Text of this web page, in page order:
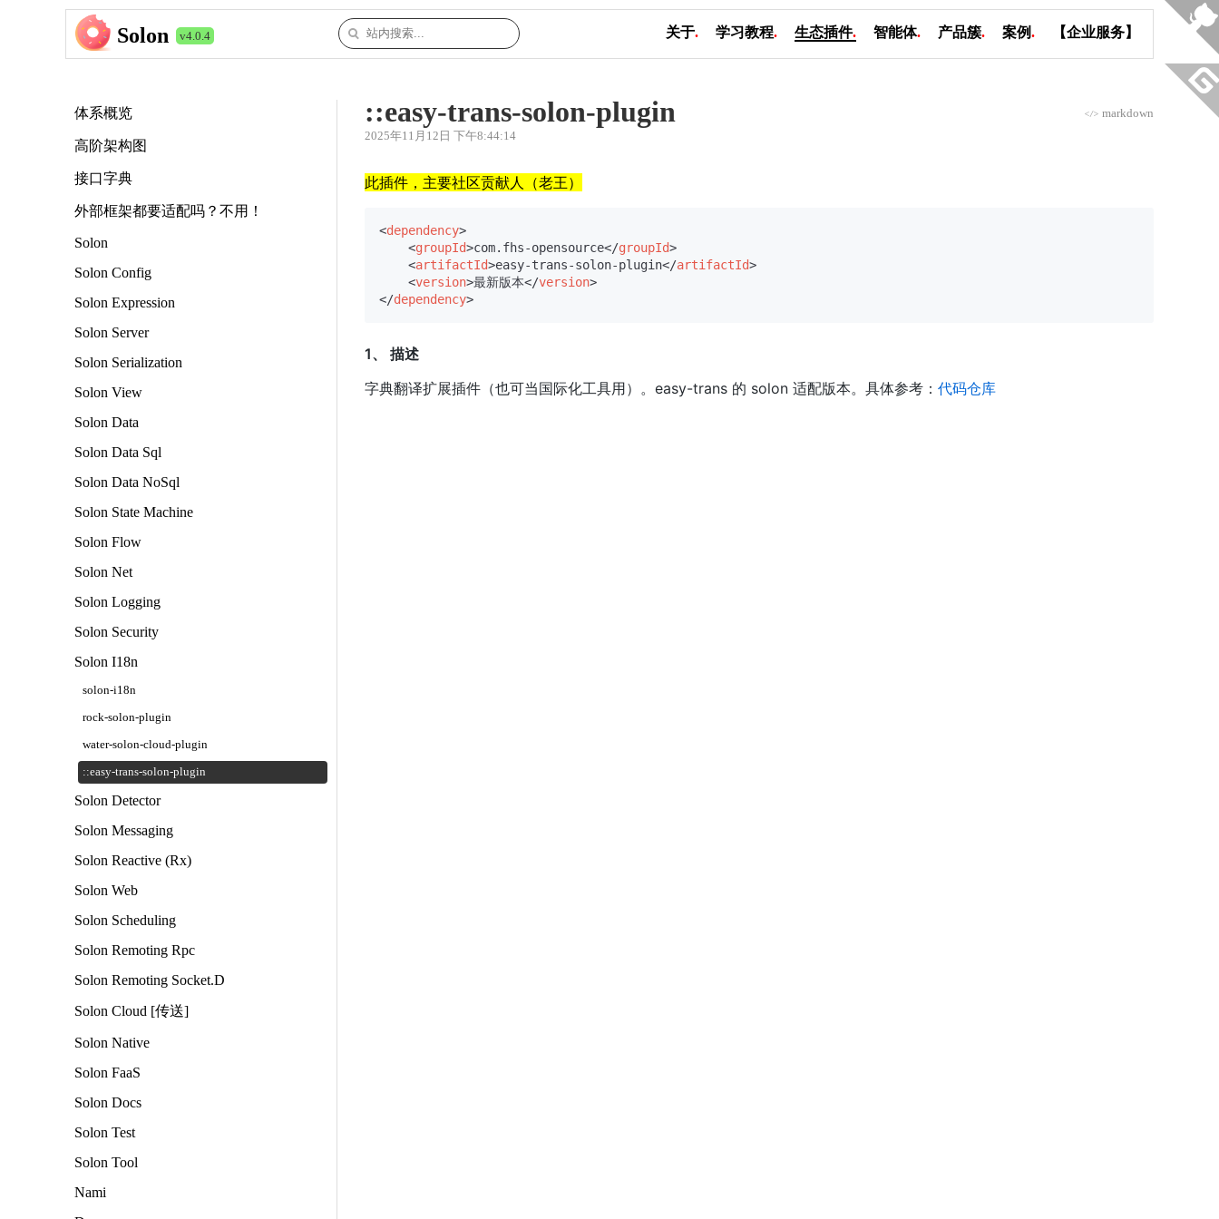
Solon v4.0.4 关于. 学习教程. 生态插件. 智能体. 产品簇. 案例. 【企业服务】
体系概览
高阶架构图
接口字典
外部框架都要适配吗？不用！
Solon
Solon Config
Solon Expression
Solon Server
Solon Serialization
Solon View
Solon Data
Solon Data Sql
Solon Data NoSql
Solon State Machine
Solon Flow
Solon Net
Solon Logging
Solon Security
Solon I18n
solon-i18n
rock-solon-plugin
water-solon-cloud-plugin
::easy-trans-solon-plugin
Solon Detector
Solon Messaging
Solon Reactive (Rx)
Solon Web
Solon Scheduling
Solon Remoting Rpc
Solon Remoting Socket.D
Solon Cloud [传送]
Solon Native
Solon FaaS
Solon Docs
Solon Test
Solon Tool
Nami
::easy-trans-solon-plugin </> markdown
2025年11月12日 下午8:44:14
此插件，主要社区贡献人（老王）
<dependency>
<groupId>com.fhs-opensource</groupId>
<artifactId>easy-trans-solon-plugin</artifactId>
<version>最新版本</version>
</dependency>
1、 描述
字典翻译扩展插件（也可当国际化工具用）。easy-trans 的 solon 适配版本。具体参考： 代码仓库